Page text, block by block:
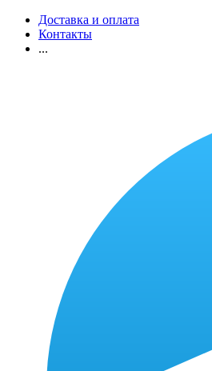
Доставка и оплата
Контакты
...